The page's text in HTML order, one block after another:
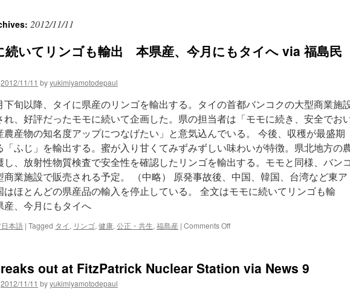
2012/11/11
続いてリンゴも輸出 本県産、今月にもタイへ via 福島民
2012/11/11 byyukimiyamotodepaul
下旬以降、タイに県産のリンゴを輸出する。タイの首都バンコクの大型商業施
れ、好評だったモモに続いて企画した。県の担当者は「モモに続き、安全でお
農産物の知名度アップにつなげたい」と意気込んでいる。 今後、収穫が最盛期
「ふじ」を輸出する。蜜が入り甘くてみずみずしい味わいが特徴。県北地方の
し、放射性物質検査で安全性を確認したリンゴを輸出する。モモと同様、バンコ
商業施設で販売される予定。 （中略） 原発事故後、中国、韓国、台湾など東ア
はほとんどの県産品の輸入を停止している。 全文はモモに続いてリンゴも輸
、今月にもタイへ
本語 | Tagged タイ, リンゴ, 健康, 公正・共生, 福島産 | Comments Offon
続
out at FitzPatrick Nuclear Station via News 9
2012/11/11 byyukimiyamotodepaul